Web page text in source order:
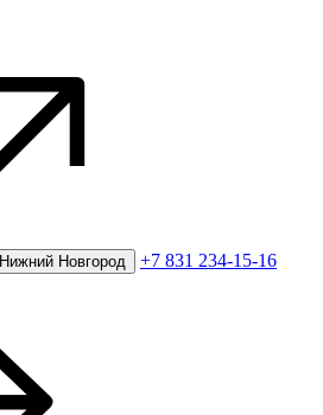
Нижний Новгород +7 831 234-15-16